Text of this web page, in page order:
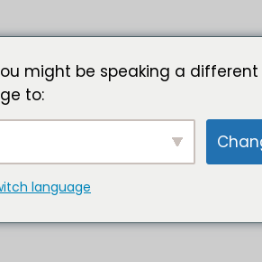
might be speaking a different
to:
language